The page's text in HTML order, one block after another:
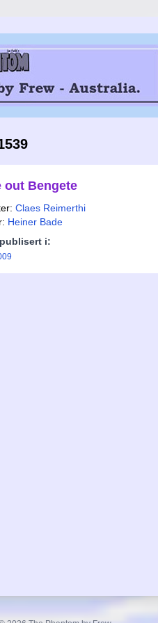
out Bengete
Claes Reimerthi
Heiner Bade
i: